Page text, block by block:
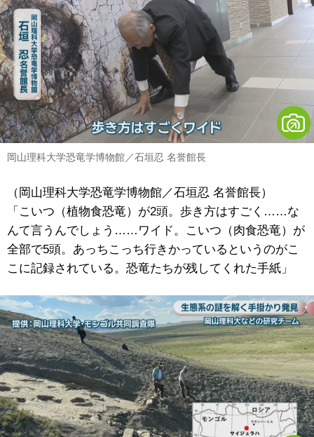
岡山理科大学恐竜学博物館／石垣忍 名誉館長
（岡山理科大学恐竜学博物館／石垣忍 名誉館長）
「こいつ（植物食恐竜）が2頭。歩き方はすごく……な
んて言うんでしょう……ワイド。こいつ（肉食恐竜）が
全部で5頭。あっちこっち行きかっているというのがこ
こに記録されている。恐竜たちが残してくれた手紙」